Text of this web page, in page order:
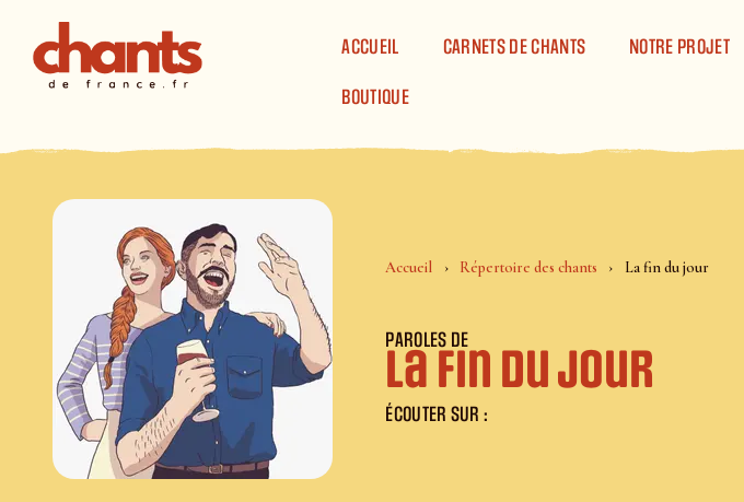
ACCUEIL
CARNETS DE CHANTS NOTRE PROJET
BOUTIQUE
Accueil Répertoire des chants La fin du jour
PAROLES DE
La fin du jour
ÉCOUTER SUR :